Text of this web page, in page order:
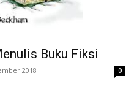
Buku Fiksi
2018 0